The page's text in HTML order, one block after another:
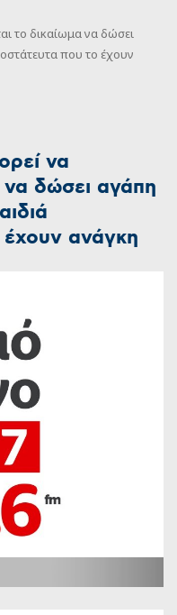
το δικαίωμα να δώσει
που το έχουν
να
να δώσει αγάπη
ανάγκη